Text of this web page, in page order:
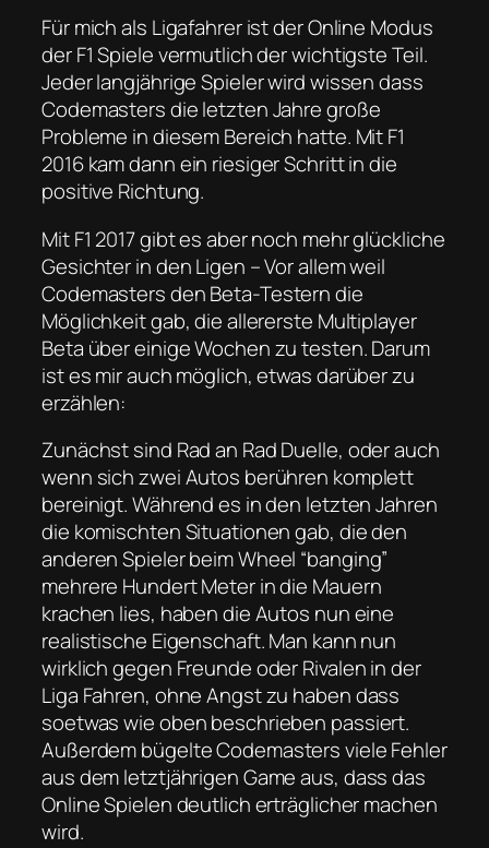
Für mich als Ligafahrer ist der Online Modus
der F1 Spiele vermutlich der wichtigste Teil.
Jeder langjährige Spieler wird wissen dass
Codemasters die letzten Jahre große
Probleme in diesem Bereich hatte. Mit F1
2016 kam dann ein riesiger Schritt in die
positive Richtung.
Mit F1 2017 gibt es aber noch mehr glückliche
Gesichter in den Ligen – Vor allem weil
Codemasters den Beta-Testern die
Möglichkeit gab, die allererste Multiplayer
Beta über einige Wochen zu testen. Darum
ist es mir auch möglich, etwas darüber zu
erzählen:
Zunächst sind Rad an Rad Duelle, oder auch
wenn sich zwei Autos berühren komplett
bereinigt. Während es in den letzten Jahren
die komischten Situationen gab, die den
anderen Spieler beim Wheel “banging”
mehrere Hundert Meter in die Mauern
krachen lies, haben die Autos nun eine
realistische Eigenschaft. Man kann nun
wirklich gegen Freunde oder Rivalen in der
Liga Fahren, ohne Angst zu haben dass
soetwas wie oben beschrieben passiert.
Außerdem bügelte Codemasters viele Fehler
aus dem letztjährigen Game aus, dass das
Online Spielen deutlich erträglicher machen
wird.